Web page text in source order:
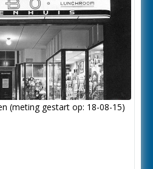
(meting gestart op: 18-08-15)